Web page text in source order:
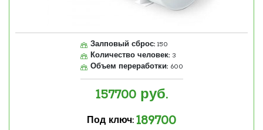
Залповый сброс: 150
Количество человек: 3
Объем переработки: 600
157700 руб.
Под ключ: 189700